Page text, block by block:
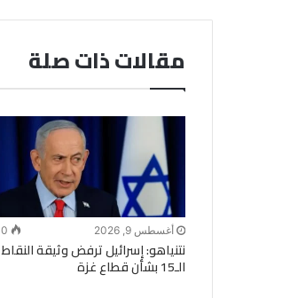
مقالات ذات صلة
أغسطس 9, 2026
نتنياهو: إسرائيل ترفض وثيقة النقاط
الـ15 بشأن قطاع غزة